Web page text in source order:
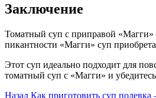
Заключение
Томатный суп с приправой «Магги»
пикантности «Магги» суп
Этот суп идеально подходит для
томатный суп с «Магги» и
Назад Как приготовить суп